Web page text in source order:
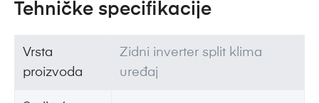
Tehničke specifikacije
Vrsta
proizvoda
Zidni inverter split klima
uređaj